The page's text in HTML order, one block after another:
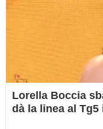
Lorella Boccia
dà la linea al Tg5